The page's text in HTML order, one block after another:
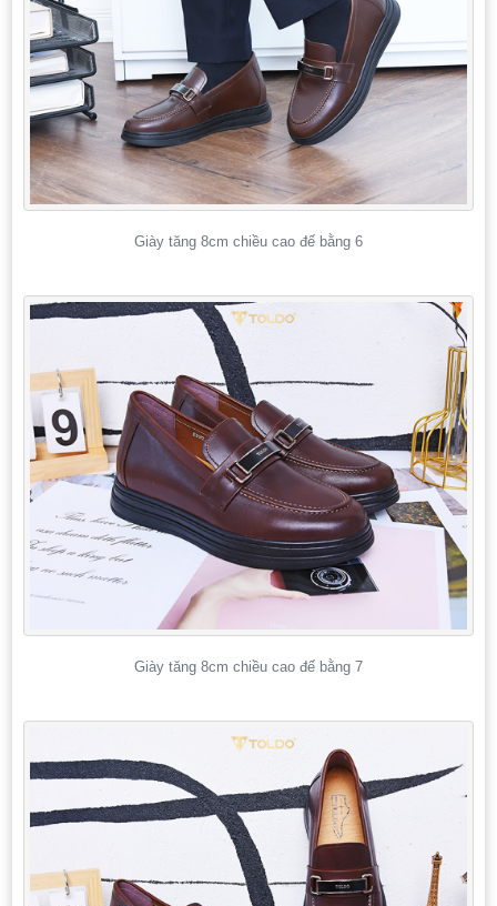
Giày tăng 8cm chiều cao đế bằng 6
Giày tăng 8cm chiều cao đế bằng 7